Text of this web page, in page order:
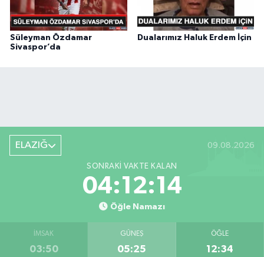
Süleyman Özdamar
Sivaspor’da
Dualarımız Haluk Erdem İçin
ELAZIĞ 09.08.2026
SONRAKI VAKTE KALAN
04:12:14
Öğle Namazı
İMSAK
03:50
GÜNEŞ
05:25
ÖĞLE
12:34